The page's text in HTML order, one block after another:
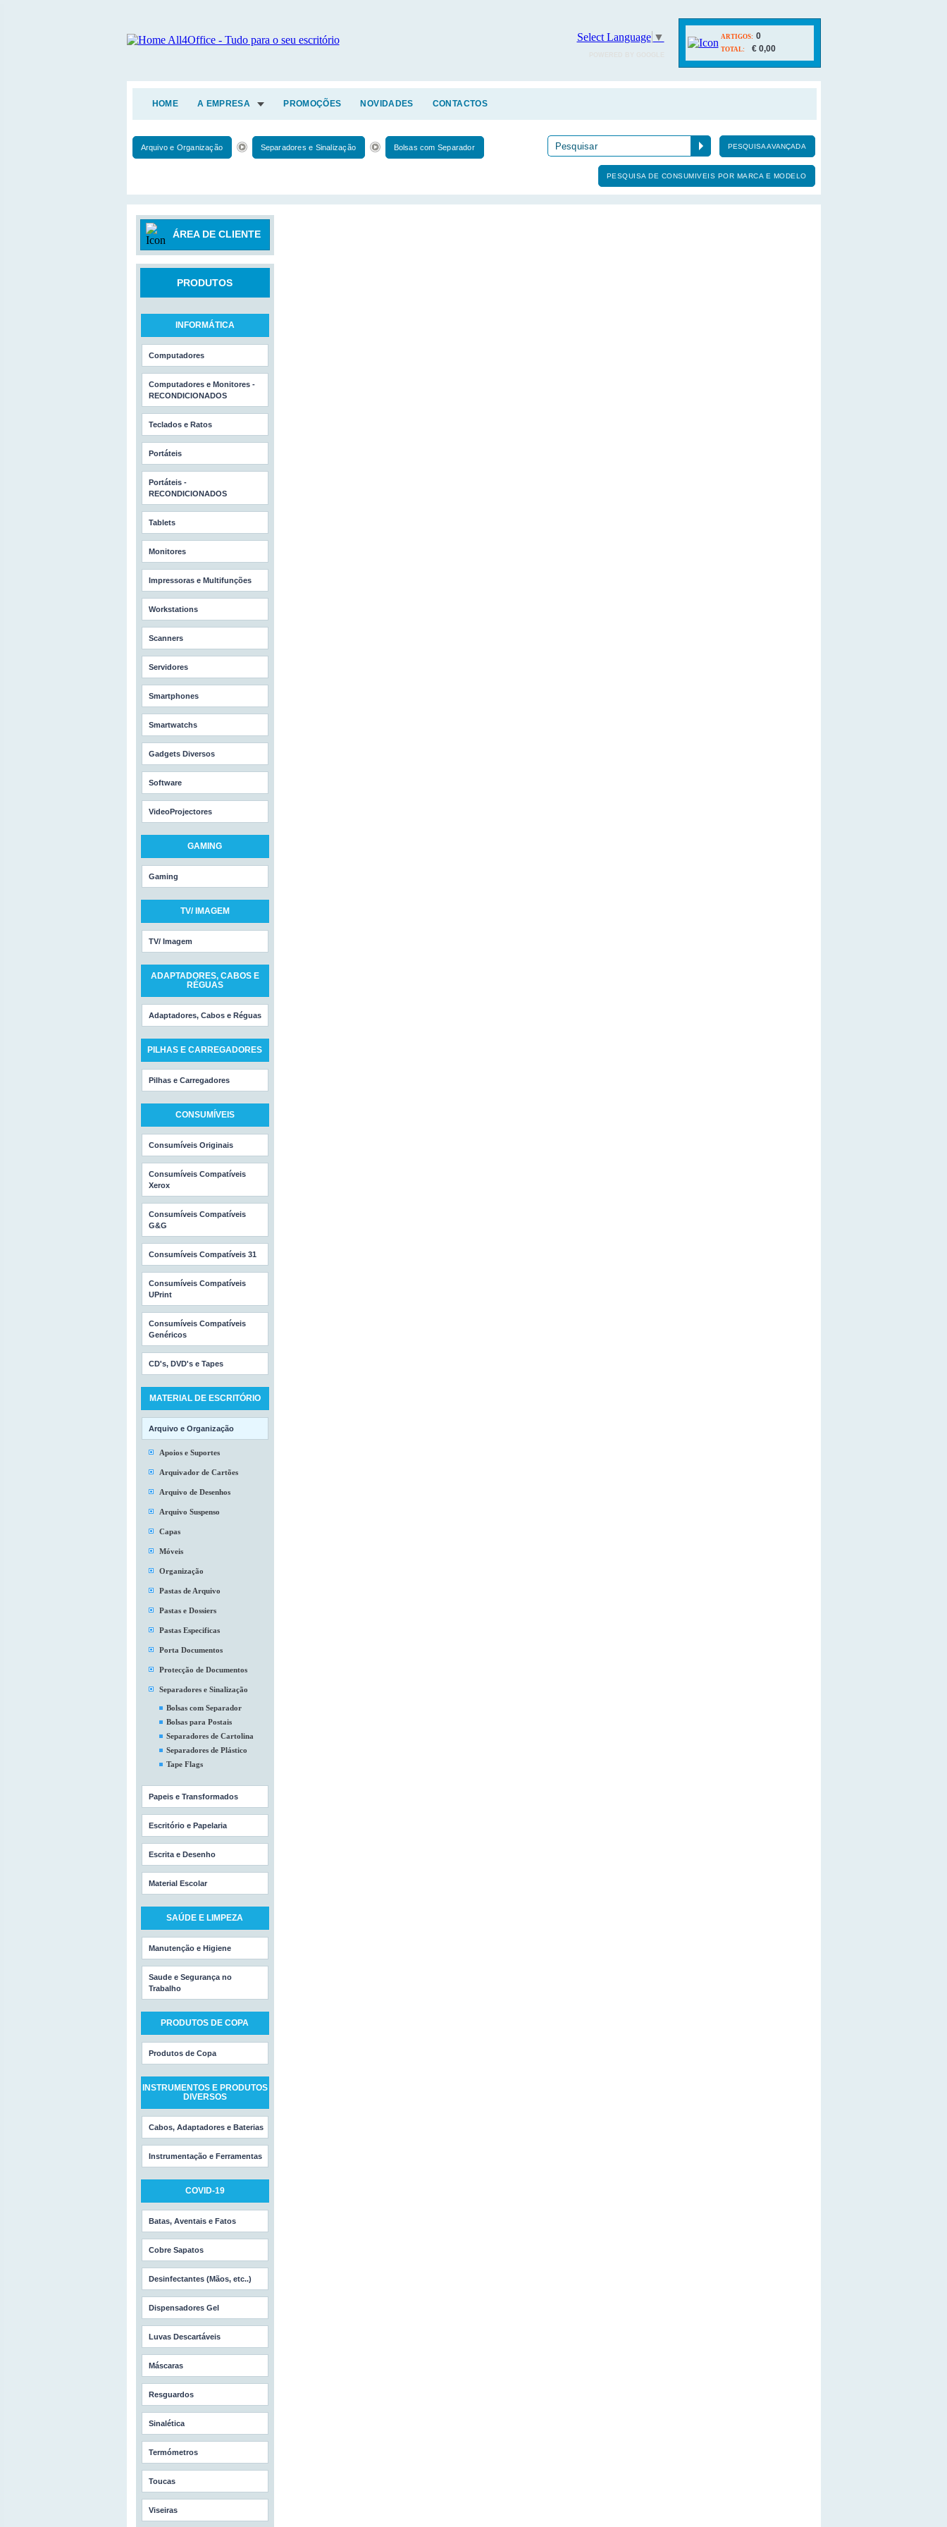
Select Language ▼ ARTIGOS: 0
TOTAL: € 0,00
HOME A EMPRESA PROMOÇÕES NOVIDADES CONTACTOS
Arquivo e Organização Separadores e Sinalização Bolsas com Separador PESQUISA AVANÇADA
PESQUISA DE CONSUMIVEIS POR MARCA E MODELO
ÁREA DE CLIENTE
PRODUTOS
INFORMÁTICA
Computadores
Computadores e Monitores -
RECONDICIONADOS
Teclados e Ratos
Portáteis
Portáteis -
RECONDICIONADOS
Tablets
Monitores
Impressoras e Multifunções
Workstations
Scanners
Servidores
Smartphones
Smartwatchs
Gadgets Diversos
Software
VideoProjectores
GAMING
Gaming
TV/ IMAGEM
TV/ Imagem
ADAPTADORES, CABOS E
RÉGUAS
Adaptadores, Cabos e Réguas
PILHAS E CARREGADORES
Pilhas e Carregadores
CONSUMÍVEIS
Consumíveis Originais
Consumíveis Compatíveis
Xerox
Consumíveis Compatíveis
G&G
Consumíveis Compatíveis 31
Consumíveis Compatíveis
UPrint
Consumíveis Compatíveis
Genéricos
CD's, DVD's e Tapes
MATERIAL DE ESCRITÓRIO
Arquivo e Organização
Apoios e Suportes
Arquivador de Cartões
Arquivo de Desenhos
Arquivo Suspenso
Capas
Móveis
Organização
Pastas de Arquivo
Pastas e Dossiers
Pastas Especificas
Porta Documentos
Protecção de Documentos
Separadores e Sinalização
Bolsas com Separador
Bolsas para Postais
Separadores de Cartolina
Separadores de Plástico
Tape Flags
Papeis e Transformados
Escritório e Papelaria
Escrita e Desenho
Material Escolar
SAÚDE E LIMPEZA
Manutenção e Higiene
Saude e Segurança no
Trabalho
PRODUTOS DE COPA
Produtos de Copa
INSTRUMENTOS E PRODUTOS
DIVERSOS
Cabos, Adaptadores e Baterias
Instrumentação e Ferramentas
COVID-19
Batas, Aventais e Fatos
Cobre Sapatos
Desinfectantes (Mãos, etc..)
Dispensadores Gel
Luvas Descartáveis
Máscaras
Resguardos
Sinalética
Termómetros
Toucas
Viseiras